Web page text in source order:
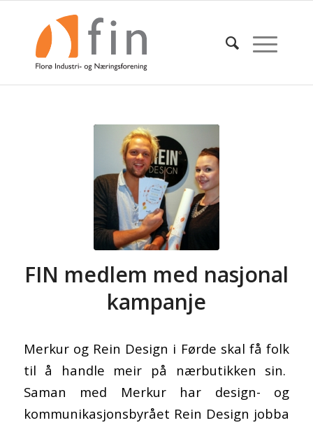
FIN medlem med nasjonal
kampanje
Merkur og Rein Design i Førde skal få folk
til å handle meir på nærbutikken sin.
Saman med Merkur har design- og
kommunikasjonsbyrået Rein Design jobba